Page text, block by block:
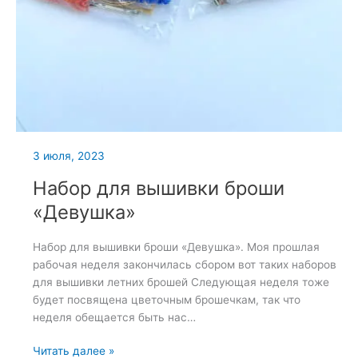
3 июля, 2023
Набор для вышивки броши
«Девушка»
Набор для вышивки броши «Девушка». Моя прошлая
рабочая неделя закончилась сбором вот таких наборов
для вышивки летних брошей Следующая неделя тоже
будет посвящена цветочным брошечкам, так что
неделя обещается быть нас…
Набор
Читать далее »